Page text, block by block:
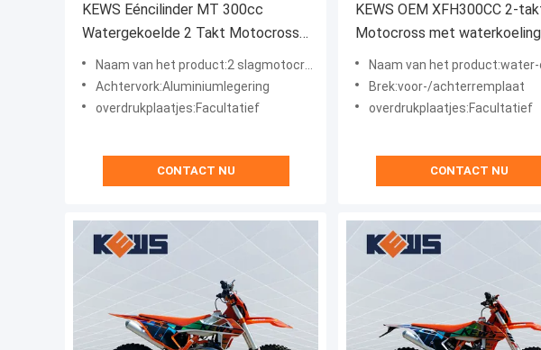
KEWS Eéncilinder MT 300cc
Watergekoelde 2 Takt Motocross
Met Sterke Kracht
Naam van het product:2 slagmotocross
Achtervork:Aluminiumlegering
overdrukplaatjes:Facultatief
CONTACT NU
KEWS OEM XFH300CC 2-
Motocross met
optionele configuraties
Naam van het product:water-ooled 2-takt
Brek:voor-/achterremplaat
overdrukplaatjes:Facultatief
CONTACT NU